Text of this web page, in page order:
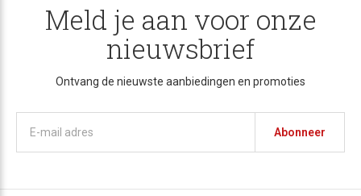
Meld je aan voor onze
nieuwsbrief
Ontvang de nieuwste aanbiedingen en promoties
Abonneer